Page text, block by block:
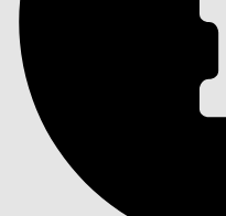
Vis innholdsfortegnelse